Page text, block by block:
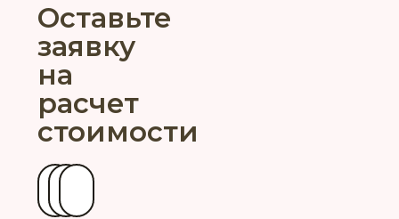
Оставьте
заявку
на
расчет
стоимости
Ваше имя
Контактный телефон
Ваш город